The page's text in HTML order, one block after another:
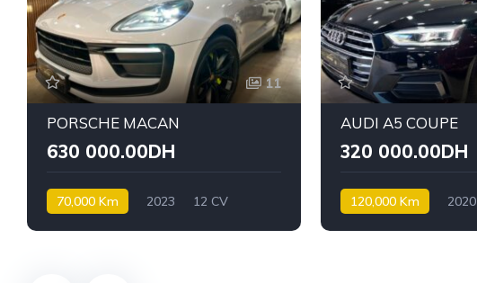
11
PORSCHE MACAN
630 000.00DH
70,000 Km 2023
12 CV
AUDI A5 COUPE
320 000.00DH
120,000 Km 2020